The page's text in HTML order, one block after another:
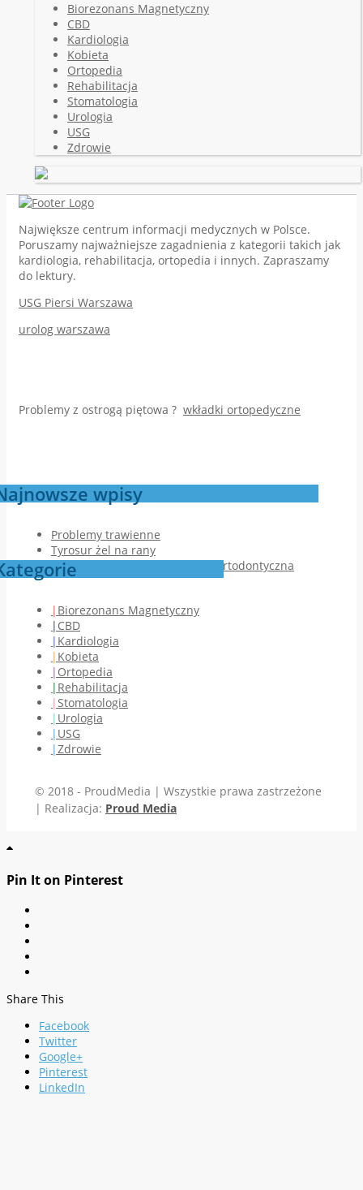
Biorezonans Magnetyczny
CBD
Kardiologia
Kobieta
Ortopedia
Rehabilitacja
Stomatologia
Urologia
USG
Zdrowie
Największe centrum informacji medycznych w Polsce.
Poruszamy najważniejsze zagadnienia z kategorii takich jak
kardiologia, rehabilitacja, ortopedia i innych. Zapraszamy
do lektury.
USG Piersi Warszawa
urolog warszawa
Problemy z ostrogą piętowa ? wkładki ortopedyczne
wpisy
Problemy trawienne
Tyrosur żel na rany
Jak przebiega pierwsza wizyta ortodontyczna
Biorezonans Magnetyczny
CBD
Kardiologia
Kobieta
Ortopedia
Rehabilitacja
Stomatologia
Urologia
USG
Zdrowie
© 2018 - ProudMedia | Wszystkie prawa zastrzeżone
| Realizacja: Proud Media
Pin It on Pinterest
Share This
Facebook
Twitter
Google+
Pinterest
LinkedIn